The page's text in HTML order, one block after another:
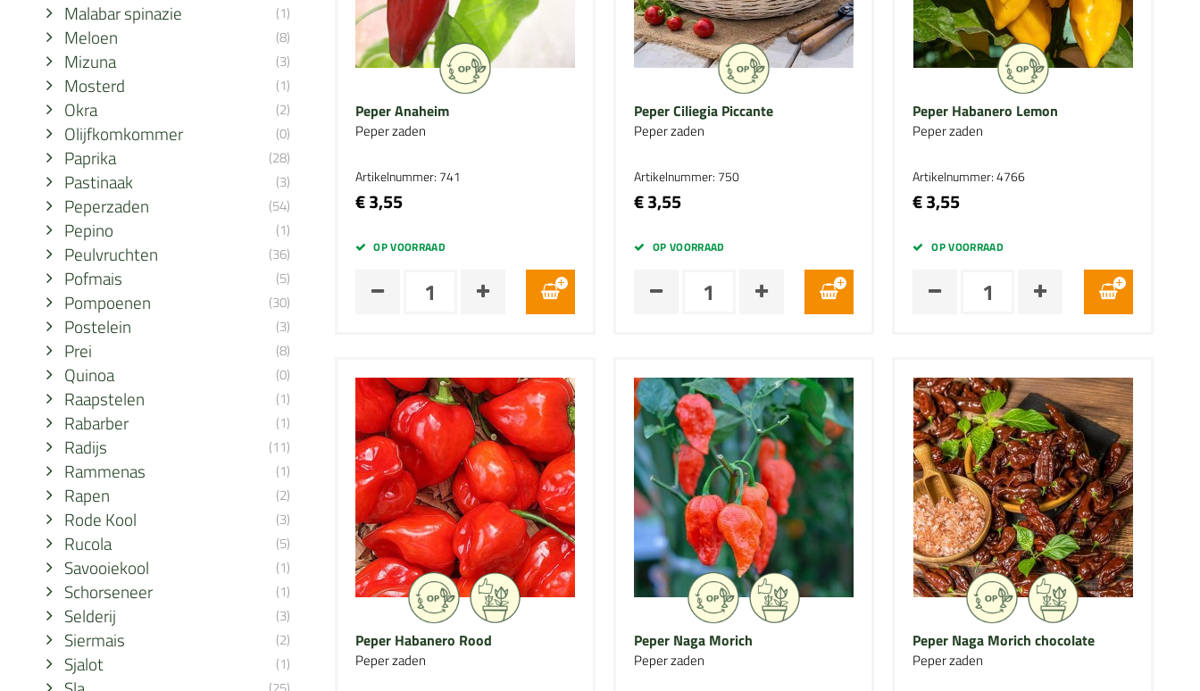
Malabar spinazie (1)
Meloen (8)
Mizuna (3)
Mosterd (1)
Okra (2)
Olijfkomkommer (0)
Paprika (28)
Pastinaak (3)
Peperzaden (54)
Pepino (1)
Peulvruchten (36)
Pofmais (5)
Pompoenen (30)
Postelein (3)
Prei (8)
Quinoa (0)
Raapstelen (1)
Rabarber (1)
Radijs (11)
Rammenas (1)
Rapen (2)
Rode Kool (3)
Rucola (5)
Savooiekool (1)
Schorseneer (1)
Selderij (3)
Siermais (2)
Sjalot (1)
Peper Anaheim
Peper zaden
Artikelnummer: 741
€ 3,55
OP VOORRAAD
Peper Ciliegia Piccante
Peper zaden
Artikelnummer: 750
€ 3,55
OP VOORRAAD
Peper Habanero Lemon
Peper zaden
Artikelnummer: 4766
€ 3,55
OP VOORRAAD
Peper Habanero Rood
Peper zaden
Peper Naga Morich
Peper zaden
Peper Naga Morich chocolate
Peper zaden